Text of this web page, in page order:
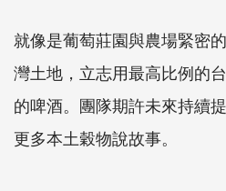
就像是葡萄莊園與農場緊密
灣土地，立志用最高比例的
的啤酒。團隊期許未來持續
更多本土穀物說故事。